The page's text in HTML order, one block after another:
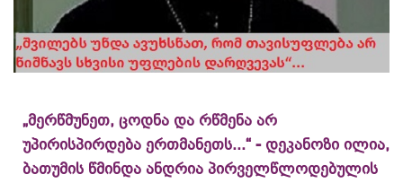
„მერწმუნეთ, ცოდნა და რწმენა არ
უპირისპირდება ერთმანეთს...“ - დეკანოზი ილია,
ბათუმის წმინდა ანდრია პირველწლოდებულის